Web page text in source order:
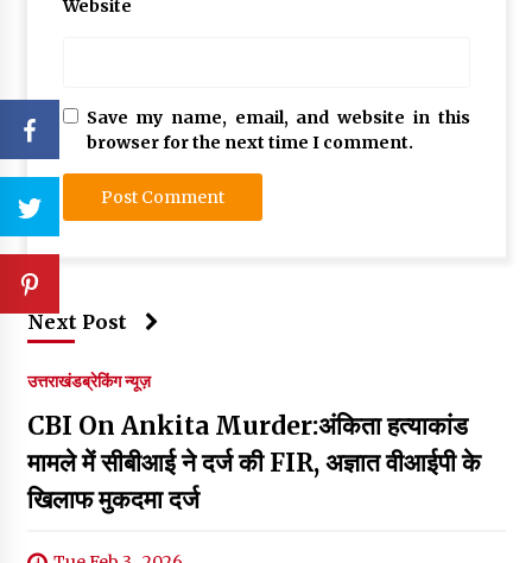
Website
Save my name, email, and website in this
browser for the next time I comment.
Next Post
उत्तराखंडब्रेकिंग न्यूज़
CBI On Ankita Murder:अंकिता हत्याकांड
मामले में सीबीआई ने दर्ज की FIR, अज्ञात वीआईपी के
खिलाफ मुकदमा दर्ज